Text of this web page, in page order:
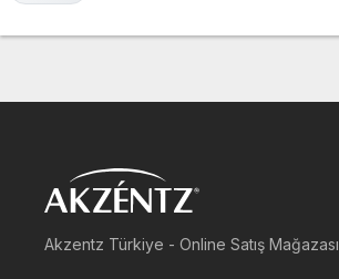
Akzentz Türkiye - Online Satış Mağazası